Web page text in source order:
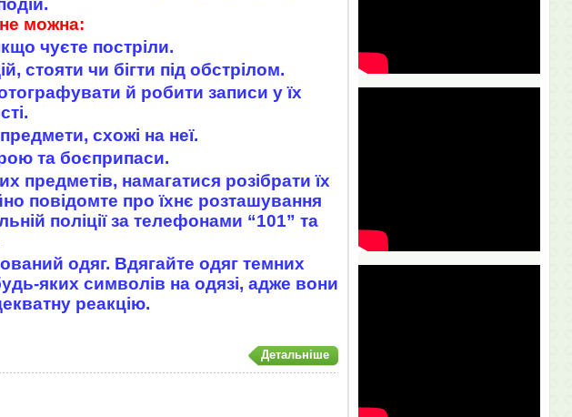
можна:
чуєте постріли.
стояти чи бігти під обстрілом.
й робити записи у їх
схожі на неї.
та боєприпаси.
предметів, намагатися розібрати їх
повідомте про їхнє розташування
поліції за телефонами “101” та
одяг. Вдягайте одяг темних
яких символів на одязі, адже вони
реакцію.
Детальніше